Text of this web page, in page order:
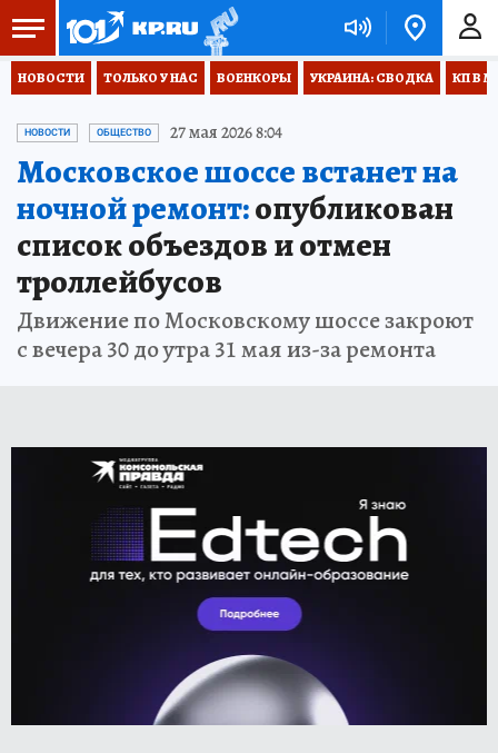
НОВОСТИ ТОЛЬКО У НАС ВОЕНКОРЫ УКРАИНА: СВОДКА КП В
НОВОСТИ ОБЩЕСТВО 27 мая 2026 8:04
Московское шоссе встанет на
ночной ремонт:опубликован
список объездов и отмен
троллейбусов
Движение по Московскому шоссе закроют
с вечера 30 до утра 31 мая из-за ремонта